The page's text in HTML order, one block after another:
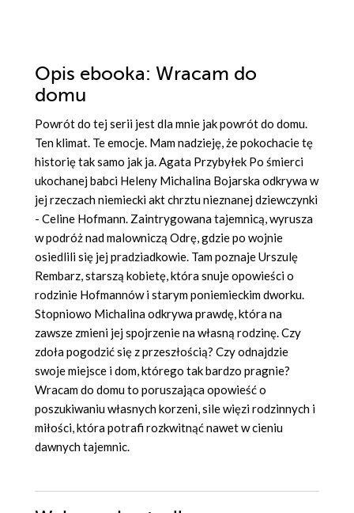
Opis ebooka: Wracam do
domu
Powrót do tej serii jest dla mnie jak powrót do domu.
Ten klimat. Te emocje. Mam nadzieję, że pokochacie tę
historię tak samo jak ja. Agata Przybyłek Po śmierci
ukochanej babci Heleny Michalina Bojarska odkrywa w
jej rzeczach niemiecki akt chrztu nieznanej dziewczynki
- Celine Hofmann. Zaintrygowana tajemnicą, wyrusza
w podróż nad malowniczą Odrę, gdzie po wojnie
osiedlili się jej pradziadkowie. Tam poznaje Urszulę
Rembarz, starszą kobietę, która snuje opowieści o
rodzinie Hofmannów i starym poniemieckim dworku.
Stopniowo Michalina odkrywa prawdę, która na
zawsze zmieni jej spojrzenie na własną rodzinę. Czy
zdoła pogodzić się z przeszłością? Czy odnajdzie
swoje miejsce i dom, którego tak bardzo pragnie?
Wracam do domu to poruszająca opowieść o
poszukiwaniu własnych korzeni, sile więzi rodzinnych i
miłości, która potrafi rozkwitnąć nawet w cieniu
dawnych tajemnic.